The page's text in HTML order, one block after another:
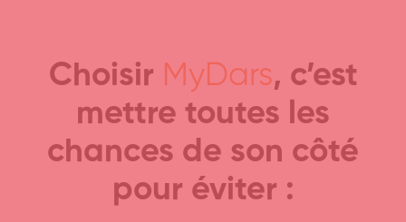
Choisir MyDars, c’est
mettre toutes les
chances de son côté
pour éviter :